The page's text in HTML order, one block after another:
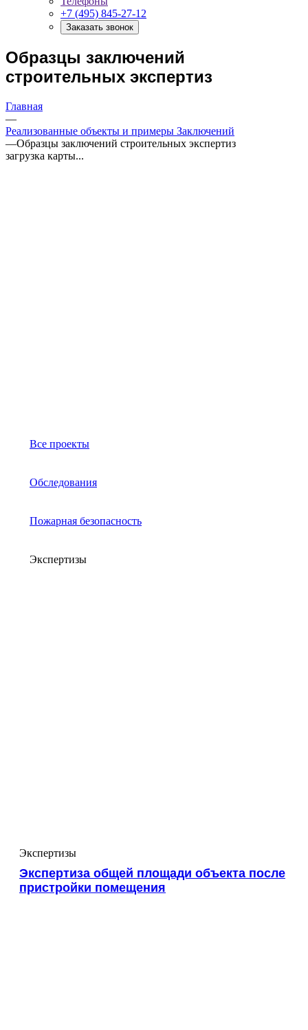
+7 (495) 845-27-12
Заказать звонок
Образцы заключений
строительных экспертиз
Главная
—
Реализованные объекты и примеры Заключений
—Образцы заключений строительных экспертиз
загрузка карты...
Все проекты
Обследования
Пожарная безопасность
Экспертизы
Экспертизы
Экспертиза общей площади объекта после
пристройки помещения